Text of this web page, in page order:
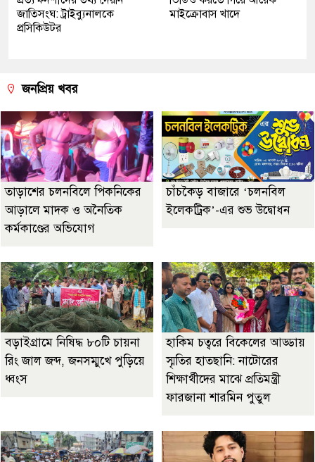
জাতিসংঘ: ট্রাইব্যুনালকে
প্রসিকিউটর
মাইক্রোবাস খাদে
জনপ্রিয় খবর
তাড়াশের চলনবিলে পিকনিকের
আড়ালে মাদক ও অনৈতিক
কর্মকাণ্ডের অভিযোগ
চাঁচকৈড় বাজারে ‘চলনবিল
ইলেকট্রিক’-এর শুভ উদ্বোধন
বড়াইগ্রামে নিষিদ্ধ ৮০টি চায়না
রিং জাল জব্দ, জনসম্মুখে পুড়িয়ে
ধ্বংস
হাকিম চত্বরে বিকেলের আড্ডায়
স্মৃতির হাতছানি: নাটোরের
শিক্ষার্থীদের মাঝে প্রতিমন্ত্রী
ফারজানা শারমিন পুতুল